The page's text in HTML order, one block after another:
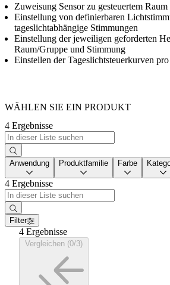
Zuweisung Sensor zu gesteuertem Raum
Einstellung von definierbaren
tageslichtabhängige Stimmungen
Einstellung der jeweiligen geforderten
Raum/Gruppe und Stimmung
Einstellen der Tageslichtsteuerkurven
WÄHLEN SIE EIN PRODUKT
4 Ergebnisse
Anwendung Produktfamilie Farbe
4 Ergebnisse
Filter
4 Ergebnisse